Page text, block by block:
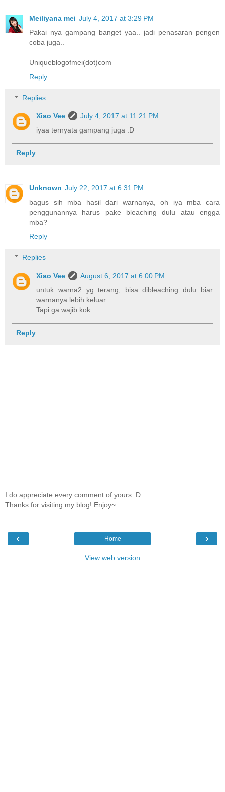
Meiliyana mei July 4, 2017 at 3:29 PM
Pakai nya gampang banget yaa.. jadi penasaran pengen
coba juga..
Uniqueblogofmei(dot)com
Reply
Replies
Xiao Vee
July 4, 2017 at 11:21 PM
iyaa ternyata gampang juga :D
Reply
Unknown July 22, 2017 at 6:31 PM
bagus sih mba hasil dari warnanya, oh iya mba cara
penggunannya harus pake bleaching dulu atau engga
mba?
Reply
Replies
Xiao Vee
August 6, 2017 at 6:00 PM
untuk warna2 yg terang, bisa dibleaching dulu biar
warnanya lebih keluar.
Tapi ga wajib kok
Reply
I do appreciate every comment of yours :D
Thanks for visiting my blog! Enjoy~
‹ ›
Home
View web version